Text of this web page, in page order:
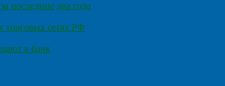
последние два года
торговых сетях РФ
в банк